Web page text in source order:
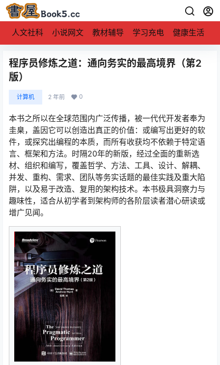
人文社科 小说网文 教材辅导 学习充电 健康生活
程序员修炼之道：通向务实的最高境界（第2
版）
计算机 2 年前 0
本书之所以在全球范围内广泛传播，被一代代开发者奉为
圭臬，盖因它可以创造出真正的价值：或编写出更好的软
件，或探究出编程的本质，而所有收获均不依赖于特定语
言、框架和方法。时隔20年的新版，经过全面的重新选
材、组织和编写，覆盖哲学、方法、工具、设计、解耦、
并发、重构、需求、团队等务实话题的最佳实践及重大陷
阱，以及易于改造、复用的架构技术。本书极具洞察力与
趣味性，适合从初学者到架构师的各阶层读者潜心研读或
增广见闻。